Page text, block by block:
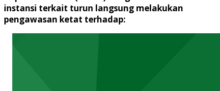
instansi terkait turun langsung melakukan
pengawasan ketat terhadap: